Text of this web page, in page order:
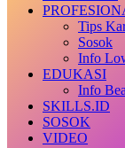
Tips
Sosok
Info
EDUKASI
Info
SKILLS.ID
SOSOK
VIDEO